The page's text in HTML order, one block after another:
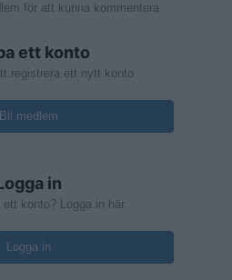
för att kunna kommentera
ett konto
registrera ett nytt konto
Bli medlem
in
ett konto? Logga in här
Logga in